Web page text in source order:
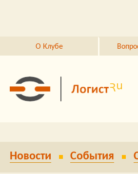
О Клубе
Новости События